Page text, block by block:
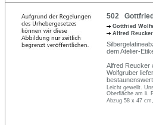
502
Gottfried
Alfred
dem Atelier-
Alfred Reucker
Wolfgruber
Leicht gewellt.
Oberfläche am li.
Abzug 58 x 47